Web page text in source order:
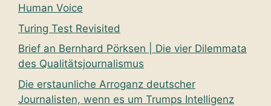
Human Voice
Turing Test Revisited
Brief an Bernhard Pörksen | Die vier Dilemmata
des Qualitätsjournalismus
Die erstaunliche Arroganz deutscher
Journalisten, wenn es um Trumps Intelligenz